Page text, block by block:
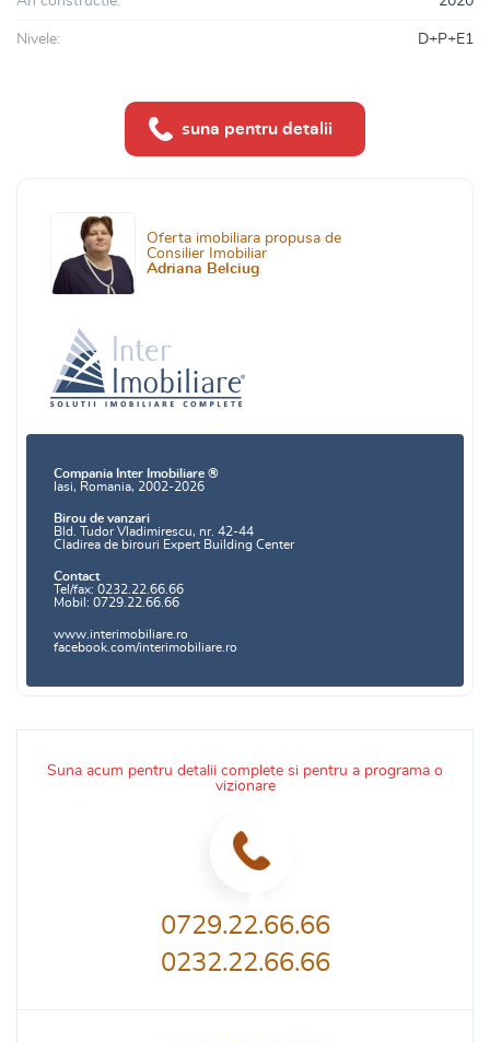
Suna acum pentru detalii complete si pentru a programa o
vizionare
0729.22.66.66
0232.22.66.66
Nivele: D+P+E1
suna pentru detalii
Oferta imobiliara propusa de
Consilier Imobiliar
Adriana Belciug
Compania Inter Imobiliare ®
Iasi, Romania, 2002-2026
Birou de vanzari
Bld. Tudor Vladimirescu, nr. 42-44
Cladirea de birouri Expert Building Center
Contact
Tel/fax: 0232.22.66.66
Mobil: 0729.22.66.66
www.interimobiliare.ro
facebook.com/interimobiliare.ro